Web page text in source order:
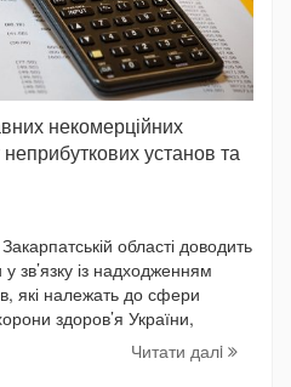
некомерційних
установ та
області доводить
зв’язку із надходженням
які належать до сфери
здоров’я України,
Читати далi